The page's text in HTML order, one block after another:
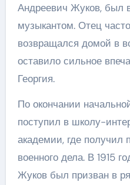
Андреевич Жуков, был
музыкантом. Отец
возвращался домой в
оставило сильное
Георгия.
По окончании
поступил в школу-
академии, где получил
военного дела. В 1915
Жуков был призван в